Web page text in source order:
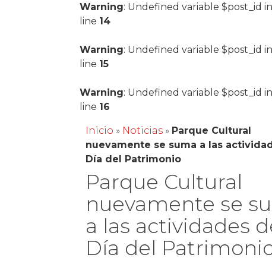
Warning: Undefined variable $post_id
line 14
Warning: Undefined variable $post_id
line 15
Warning: Undefined variable $post_id
line 16
Inicio » Noticias » Parque Cultural
nuevamente se suma a las
Día del Patrimonio
Parque Cultural
nuevamente se
a las actividades
Día del